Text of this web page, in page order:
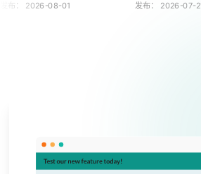
发布： 2026-08-01 发布： 2026-07-